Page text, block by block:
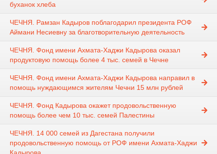
буханок хлеба
ЧЕЧНЯ. Рамзан Кадыров поблагодарил президента РОФ
Аймани Несиевну за благотворительную деятельность
ЧЕЧНЯ. Фонд имени Ахмата-Хаджи Кадырова оказал
продуктовую помощь более 4 тыс. семей в Чечне
ЧЕЧНЯ. Фонд имени Ахмата-Хаджи Кадырова направил в
помощь нуждающимся жителям Чечни 15 млн рублей
ЧЕЧНЯ. Фонд Кадырова окажет продовольственную
помощь более чем 10 тыс. семей Палестины
ЧЕЧНЯ. 14 000 семей из Дагестана получили
продовольственную помощь от РОФ имени Ахмата-Хаджи